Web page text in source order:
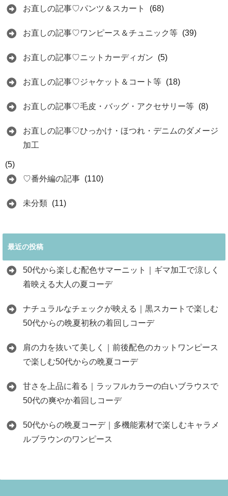
お直しの記事♡パンツ＆スカート (68)
お直しの記事♡ワンピース＆チュニック等 (39)
お直しの記事♡ニットカーディガン (5)
お直しの記事♡ジャケット＆コート等 (18)
お直しの記事♡毛皮・バッグ・アクセサリー等 (8)
お直しの記事♡ひっかけ・ほつれ・デニムのダメージ
加工
(5)
♡番外編の記事 (110)
未分類 (11)
最近の投稿
50代から楽しむ配色サマーニット｜ギマ加工で涼しく
着映える大人の夏コーデ
ナチュラルなチェックが映える｜黒スカートで楽しむ
50代からの晩夏初秋の着回しコーデ
肩の力を抜いて美しく｜前後配色のカットワンピース
で楽しむ50代からの晩夏コーデ
甘さを上品に着る｜ラッフルカラーの白いブラウスで
50代の爽やか着回しコーデ
50代からの晩夏コーデ｜多機能素材で楽しむキャラメ
ルブラウンのワンピース